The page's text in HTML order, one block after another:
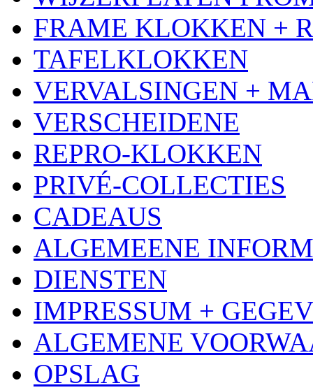
FRAME KLOKKEN +
TAFELKLOKKEN
VERVALSINGEN +
VERSCHEIDENE
REPRO-KLOKKEN
PRIVÉ-COLLECTIES
CADEAUS
ALGEMEENE
DIENSTEN
IMPRESSUM +
ALGEMENE
OPSLAG